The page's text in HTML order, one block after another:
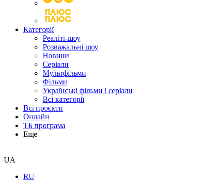
Категорії
Реаліті-шоу
Розважальні шоу
Новини
Серіали
Мультфільми
Фільми
Українські фільми і серіали
Всі категорії
Всі проєкти
Онлайн
ТБ програма
Еще
UA
RU